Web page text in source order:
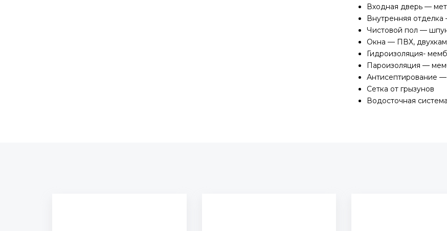
Входная дверь —
Внутренняя
Чистовой пол —
Окна — ПВХ,
Гидроизоляция-
Пароизоляция —
Антисептирование —
Сетка от грызунов
Водосточная система